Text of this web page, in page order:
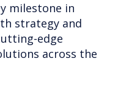
milestone in
strategy and
edge
across the